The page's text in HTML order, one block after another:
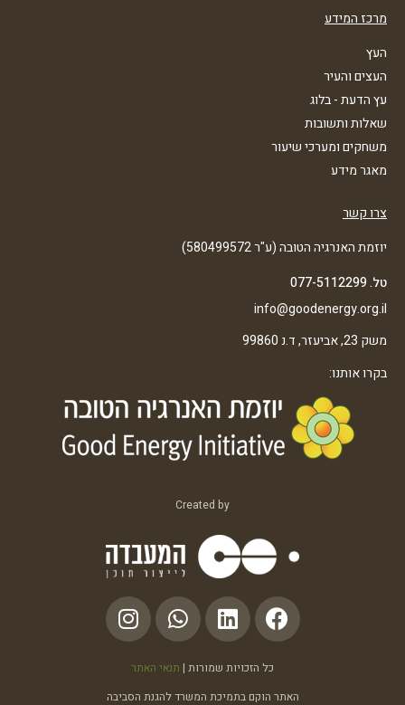
מרכז המידע
העץ
העצים והעיר
עץ הדעת - בלוג
שאלות ותשובות
משחקים ומערכי שיעור
מאגר מידע
צרו קשר
יוזמת האנרגיה הטובה (ע"ר 580499572)
טל. 077-5112299
info@goodenergy.org.il
משק 23, אביעזר, ד.נ 99860
בקרו אותנו:
כל הזכויות שמורות | תנאי האתר
האתר הוקם בתמיכת המשרד להגנת הסביבה
Created by